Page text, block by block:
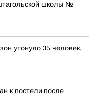
школы №
утонуло 35 человек,
к постели после